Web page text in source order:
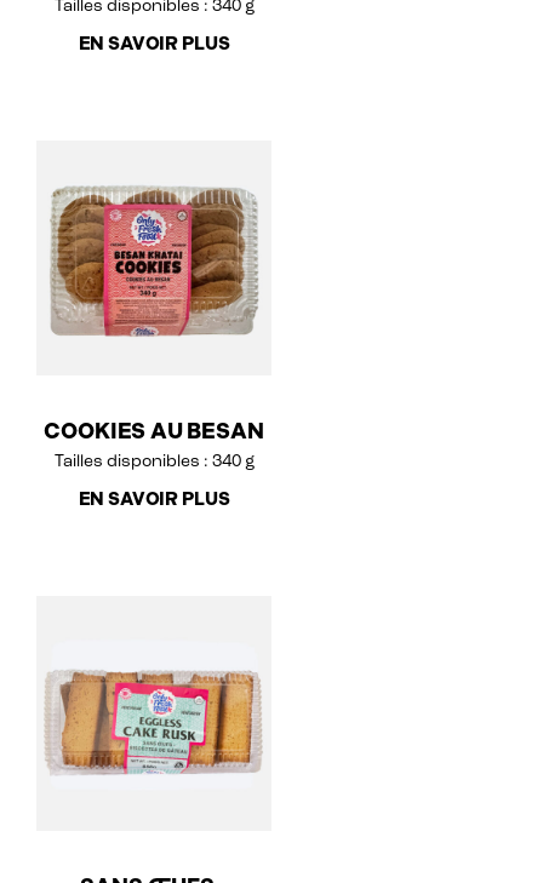
Tailles disponibles : 340 g
EN SAVOIR PLUS
COOKIES AU BESAN
Tailles disponibles : 340 g
EN SAVOIR PLUS